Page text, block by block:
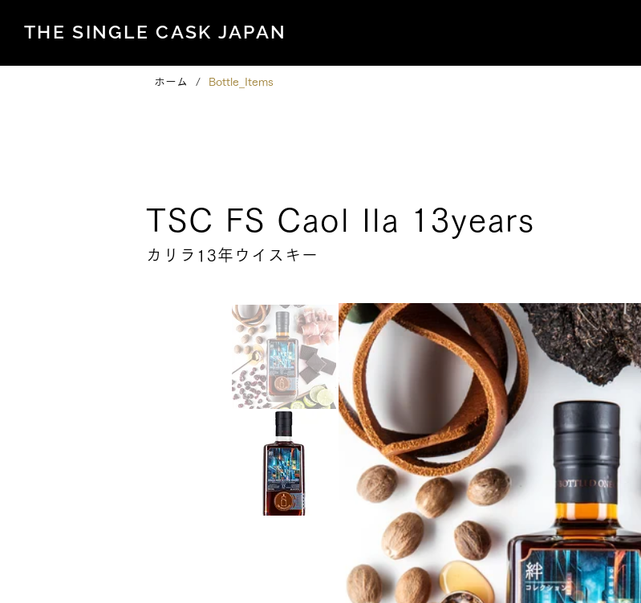
THE SINGLE CASK JAPAN
ホーム / Bottle_Items
TSC FS Caol Ila 13years
カリラ13年ウイスキー